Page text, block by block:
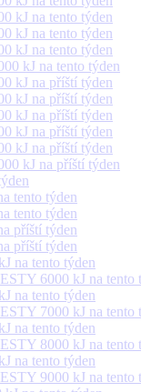
kJ na tento týden
kJ na tento týden
kJ na tento týden
kJ na tento týden
kJ na příští týden
kJ na příští týden
kJ na příští týden
kJ na příští týden
kJ na příští týden
kJ na příští týden
tento týden
tento týden
příští týden
příští týden
na tento týden
6000 kJ na tento
na tento týden
7000 kJ na tento
na tento týden
8000 kJ na tento
na tento týden
9000 kJ na tento